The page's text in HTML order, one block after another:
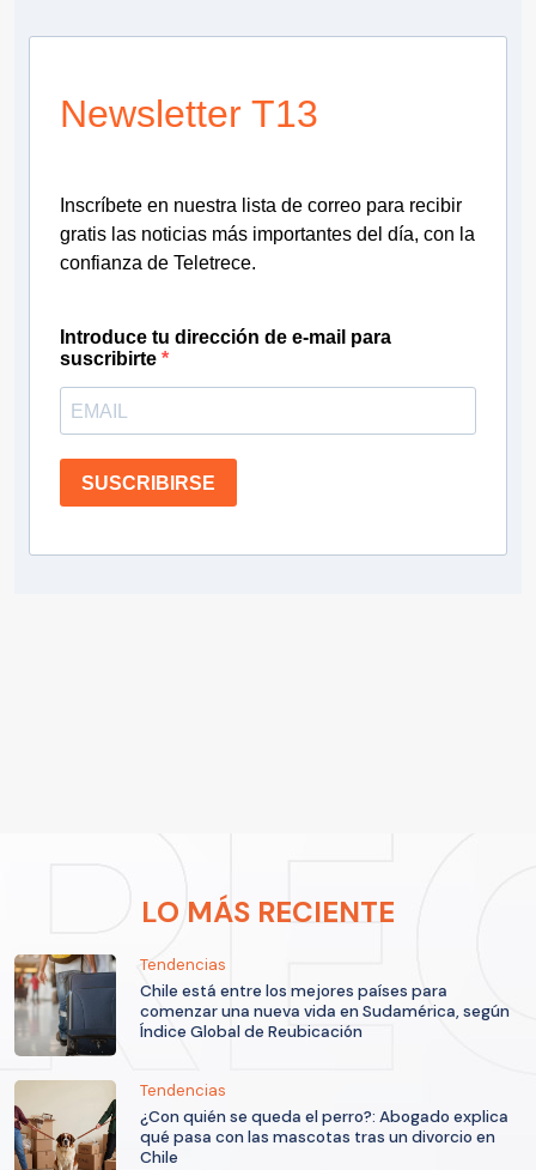
Newsletter T13
Inscríbete en nuestra lista de correo para recibir
gratis las noticias más importantes del día, con la
confianza de Teletrece.
Introduce tu dirección de e-mail para
suscribirte
SUSCRIBIRSE
LO MÁS RECIENTE
Tendencias
Chile está entre los mejores países para
comenzar una nueva vida en Sudamérica, según
Índice Global de Reubicación
Tendencias
¿Con quién se queda el perro?: Abogado explica
qué pasa con las mascotas tras un divorcio en
Chile